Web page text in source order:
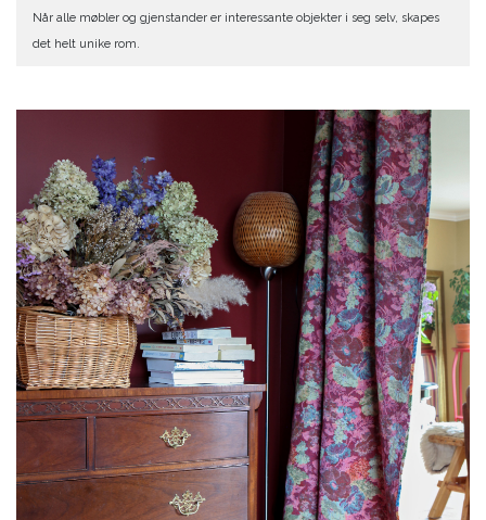
Når alle møbler og gjenstander er interessante objekter i seg selv, skapes
det helt unike rom.